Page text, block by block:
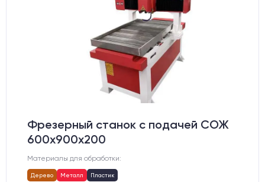
Фрезерный станок с подачей СОЖ
600х900х200
Материалы для обработки:
Дерево Металл Пластик